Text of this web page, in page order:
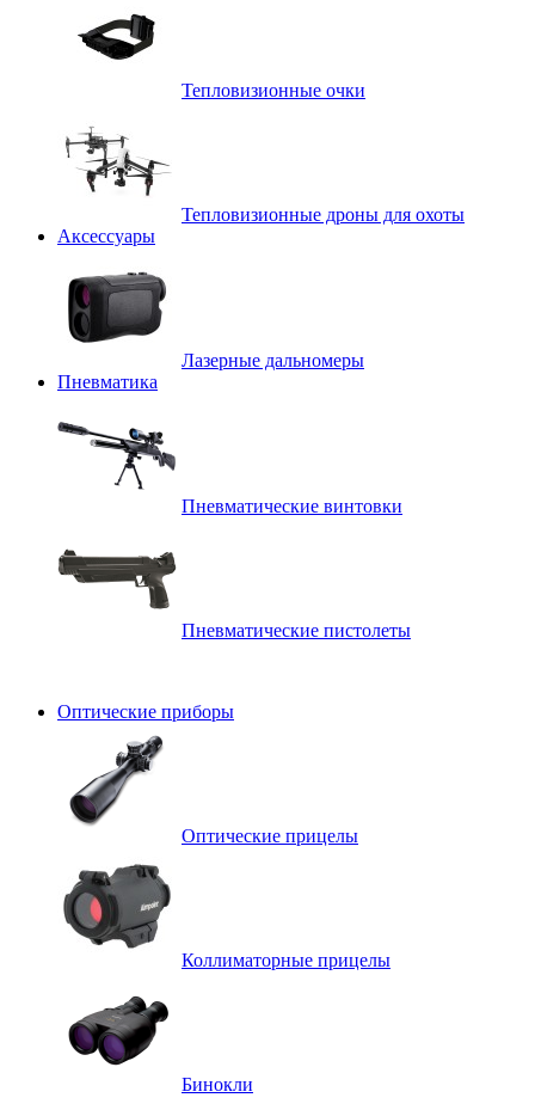
Тепловизионные очки
Тепловизионные дроны для охоты
Аксессуары
Лазерные дальномеры
Пневматика
Пневматические винтовки
Пневматические пистолеты
Оптические приборы
Оптические прицелы
Коллиматорные прицелы
Бинокли